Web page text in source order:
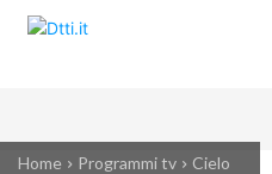
Home Programmi tv Cielo